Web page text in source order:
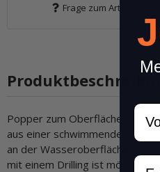
Frage zum Artikel
Popper zum
aus einer schwimmenden,
an der Wasseroberfläche. Ein
mit einem Drilling ist möglich: